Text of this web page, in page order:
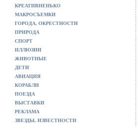
КРЕАТИВНЕНЬКО
МАКРОСЪЕМКИ
ГОРОДА, ОКРЕСТНОСТИ
ПРИРОДА
СПОРТ
ИЛЛЮЗИИ
ЖИВОТНЫЕ
ДЕТИ
АВИАЦИЯ
КОРАБЛИ
ПОЕЗДА
ВЫСТАВКИ
РЕКЛАМА
ЗВЕЗДЫ, ИЗВЕСТНОСТИ